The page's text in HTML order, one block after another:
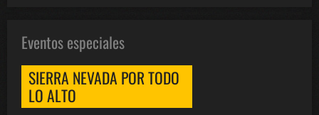
Eventos especiales
SIERRA NEVADA POR TODO
LO ALTO